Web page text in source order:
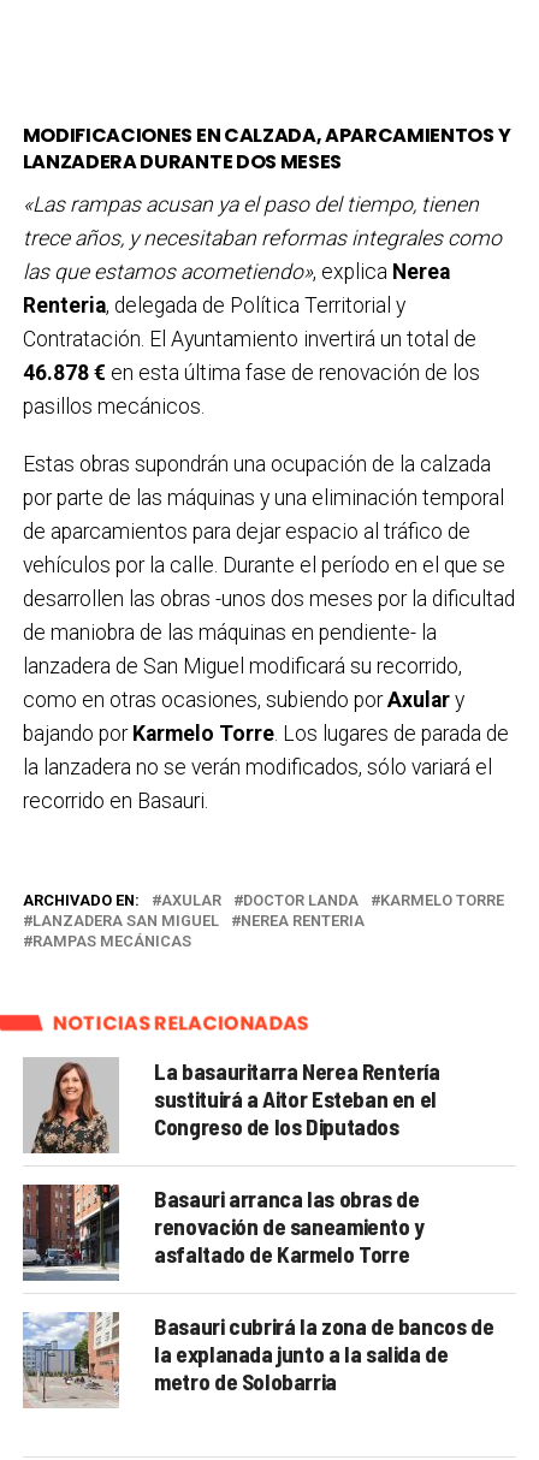
MODIFICACIONES EN CALZADA, APARCAMIENTOS Y
LANZADERA DURANTE DOS MESES
«Las rampas acusan ya el paso del tiempo, tienen
trece años, y necesitaban reformas integrales como
las que estamos acometiendo», explica Nerea
Renteria, delegada de Política Territorial y
Contratación. El Ayuntamiento invertirá un total de
46.878 € en esta última fase de renovación de los
pasillos mecánicos.
Estas obras supondrán una ocupación de la calzada
por parte de las máquinas y una eliminación temporal
de aparcamientos para dejar espacio al tráfico de
vehículos por la calle. Durante el período en el que se
desarrollen las obras -unos dos meses por la dificultad
de maniobra de las máquinas en pendiente- la
lanzadera de San Miguel modificará su recorrido,
como en otras ocasiones, subiendo porAxulary
bajando por Karmelo Torre. Los lugares de parada de
la lanzadera no se verán modificados, sólo variará el
recorrido en Basauri.
ARCHIVADO EN: AXULAR DOCTOR LANDA
KARMELO TORRE
LANZADERA SAN MIGUEL
NEREA RENTERIA
RAMPAS MECÁNICAS
NOTICIAS RELACIONADAS
La basauritarra Nerea Rentería
sustituirá a Aitor Esteban en el
Congreso de los Diputados
Basauri arranca las obras de
renovación de saneamiento y
asfaltado de Karmelo Torre
Basauri cubrirá la zona de bancos de
la explanada junto a la salida de
metro de Solobarria